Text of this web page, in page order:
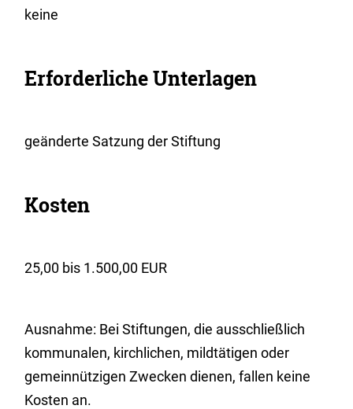
keine
Erforderliche Unterlagen
geänderte Satzung der Stiftung
Kosten
25,00 bis 1.500,00 EUR
Ausnahme: Bei Stiftungen, die ausschließlich
kommunalen, kirchlichen, mildtätigen oder
gemeinnützigen Zwecken dienen, fallen keine
Kosten an.